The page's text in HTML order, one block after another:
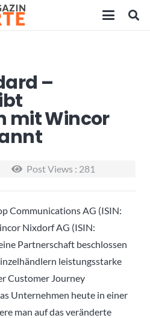
–
mit Wincor
Post Views : 281
Communications AG (ISIN:
Nixdorf AG (ISIN:
Partnerschaft beschlossen
leistungsstarke
Customer Journey
Unternehmen heute in einer
man auf das veränderte